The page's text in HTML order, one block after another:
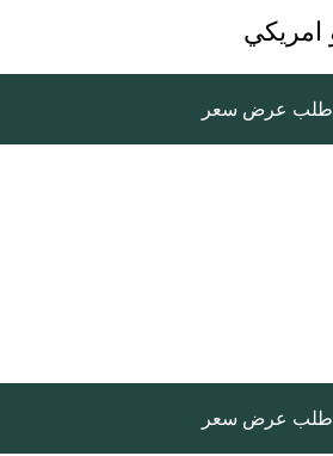
طلب عرض سعر
طلب عرض سعر